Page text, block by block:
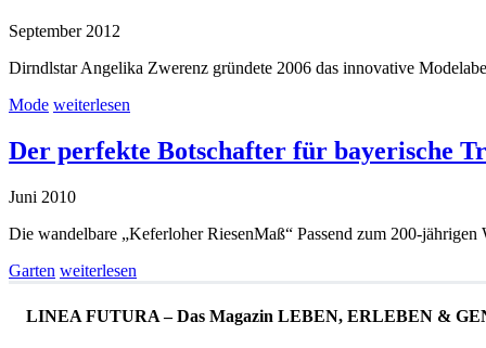
September 2012
Dirndlstar Angelika Zwerenz gründete 2006 das innovative
Mode weiterlesen
Der perfekte Botschafter für bayerische
Juni 2010
Die wandelbare „Keferloher RiesenMaß“ Passend zum 200-
Garten weiterlesen
LINEA FUTURA – Das Magazin LEBEN, ERLEBEN &